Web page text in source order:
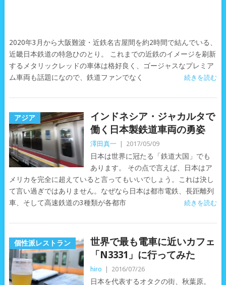
2020年3月から大阪難波・近鉄名古屋間を約2時間で結んでいる、
近畿日本鉄道の特急ひのとり。 これまでの近鉄のイメージを刷新
するメタリックレッドの車体は格好良く、ゴージャスなプレミア
ム車両も話題になので、鉄道ファンでなく
続きを読む
アジア
インドネシア・ジャカルタで
働く日本製鉄道車両の勇姿
澤田真一 2017/05/09
日本は世界に冠たる「鉄道大国」でも
あります。 その点で言えば、日本はア
メリカを完全に超えていると言ってもいいでしょう。これは決し
て言い過ぎではありません。なぜなら日本は都市電鉄、長距離列
車、そして高速鉄道の3種類が各都市
続きを読む
個性派レストラン
世界で最も電車に近いカフェ
「N3331」に行ってみた
hiro 2016/07/26
日本を代表するオタクの街、秋葉原。